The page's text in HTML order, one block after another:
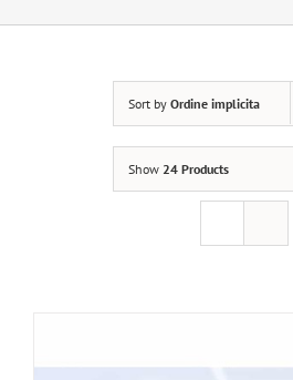
Sort by Ordine implicita
Show 24 Products